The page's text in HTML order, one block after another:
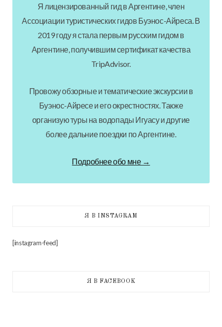
Я лицензированный гид в Аргентине, член
Ассоциации туристических гидов Буэнос-Айреса. В
2019 году я стала первым русским гидом в
Аргентине, получившим сертификат качества
TripAdvisor.
Провожу обзорные и тематические экскурсии в
Буэнос-Айресе и его окрестностях. Также
организую туры на водопады Игуасу и другие
более дальние поездки по Аргентине.
Подробнее обо мне →
Я В INSTAGRAM
[instagram-feed]
Я В FACEBOOK